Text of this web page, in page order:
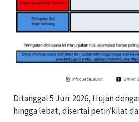
Ditanggal 5 Juni 2026, Hujan
hingga lebat, disertai petir/kilat